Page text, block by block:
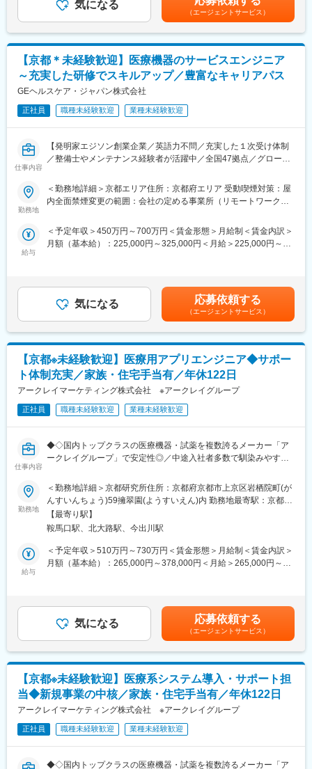
◎当社は今まで世の中にない機械・装置と自社商品・OEM商品を
作っています。また積極的に産学連携事業・医工連携推進事業に
も参画し、研究推進に貢献しています。そのベースには全社員の
前向きな努力とメカトロ技術・センサー技術、コンピュータ技術
があるからこそ、これらを駆使して数あるテーマを製品化してき
ました。
◎顧客の要望に対して、システム設計、メカ設計、電気設計、ソ
フト設計と具体的なモノ造りをする生産技術の総合力に加え、豊
富な実績、アイデア、納入後も徹底したアフターサービスを含め
に前進していきます。
す。
析、通信解析など）
（2）ペネトレーションテスト（侵入テスト）
外部・内部ネットワークに対するペンテスト
攻撃シナリオ作成、証跡取得、改善提案
（3）診断結果の報告・改善提案
報告書作成および改善提案
セキュリティレビュー・設計段階でのアドバイザリ
最新の攻撃手法や脆弱性情報の調査
◎自社プロダクトのセキュリティを上流から改善できる
単なる脆弱性診断にとどまらず、設計・開発プロセスそのものへ
◎IoT × アプリ開発という成長領域で経験を積むことができる
IoTデバイスとアプリケーションが連携するプロダクトを対象とし
成長分野ならではの幅広い最新技術に触れながら、実践的なセキ
ュリティ経験を積むことができます。
◎高度セキュリティ資格保有者が活躍できる環境
高度セキュリティ資格保有者が活躍しており、専門知識を正当に
評価され、レベルの高い議論・改善を推進できる技術志向の環境
が整っています。
■組織構成：
主にプロダクト開発を行うメンバー正社員14名のチームとなりま
部門も同拠点勤務となるため、部門を超えたコミュニケーション
も取りやすい環境となります。
変更の範囲：会社の定める業務
料家賃1ヶ月分も会社負担となります。尚、社宅適用となった場合
は、適用が異なります。賃金はあくまでも目安の金額であり、選
考を通じて上下する可能性があります。月給(月額)は固定手当を含
めた表記です。
気になる
（エージェントサービス）
【京都＊未経験歓迎】医療機器のサービスエンジニア
～充実した研修でスキルアップ／豊富なキャリアパス
GEヘルスケア・ジャパン株式会社
正社員 職種未経験歓迎 業種未経験歓迎
仕事内容
【発明家エジソン創業企業／英語力不問／充実した１次受け体制
／整備士やメンテナンス経験者が活躍中／全国47拠点／グローバ
■業務内容：
医療画像診断装置（CT,MRI）、超音波診断装置や麻酔器
・医療装置の保守 修理、点検等メンテナンス
・機器導入後の技術支援や購入前後のサポート
い。
■就業環境：年間を通しての残業時間は平均して30～40時間とな
っており、夜間の対応につきましては月1, 2回のペースです。一次
対応はコールセンターが行い、現場での対応が必要な場合のみ、
夜間出勤をします。夜間・休日の出勤はスキルを備えられたこと
が確認できたのちに入ることになりますので、新人の内から対応
を求められることはありません。
■サポート体制：不明な点は本部アプリケーションエンジニアおよ
びテクニカルサポートエンジニアがいるため、最初は専門的な知
識はそこまで持っていなくても大丈夫です。スキルを備えたあと
呼び出し手当、待機手当、時間外出勤手当などはしっかり完備さ
れております。
て育成を行います。過去にも未経験の方も多く入社していますの
でご安心ください。
■長期的な就業可能：現在は勤続年数20年と在籍している方も多
数おり年齢層も20歳～50歳とバランスよく活躍しています。自己
都合の退職も3~5％と大手日系メーカーと同様に非常に長く働け
る環境です。
■キャリアパス：機械だけでなく電気やIT・科学の知識も身に着け
ど積極的なキャリア構築が可能です。
変更の範囲：会社の定める業務
勤務地
＜勤務地詳細＞京都エリア住所：京都府エリア 受動喫煙対策：屋
内全面禁煙変更の範囲：会社の定める事業所（リモートワーク含
給与
＜予定年収＞450万円～700万円＜賃金形態＞月給制＜賃金内訳＞
月額（基本給）：225,000円～325,000円＜月給＞225,000円～
までも目安の金額であり、選考を通じて上下する可能性がありま
す。月給(月額)は固定手当を含めた表記です。賃金はあくまでも目
安の金額であり、選考を通じて上下する可能性があります。月給
(月額)は固定手当を含めた表記です。
気になる 応募依頼する
（エージェントサービス）
【京都※未経験歓迎】医療用アプリエンジニア◆サポー
ト体制充実／家族・住宅手当有／年休122日
アークレイマーケティング株式会社 ※アークレイグループ
正社員 職種未経験歓迎 業種未経験歓迎
仕事内容
◆◇国内トップクラスの医療機器・試薬を複数誇るメーカー「ア
ークレイグループ」で安定性◎／中途入社者多数で馴染みやすい
有り◆◇
■出向先(ユニバーサルヘルスウェア有限会社)：
アークレイマーケティング株式会社のグループ会社として、ソフ
トウェア開発およびWebサービスの構築を行っています。
■職務内容：
も携わることが可能。機能改善のスピード感や裁量の大きさを感
じながら、プロダクトと自身の成長を同時に実感できるポジショ
入社後は、基礎から実務までを段階的に学べる体系的な研修制度
を用意しています。基礎知識の習得から実務への移行まで、無理
のないステップで成長できる環境が整っており、未経験分野があ
る方も安心して業務に取り組めます。
・臨床検査系情報のオンデマンド学習（約2か月）
・担当システムに関する社内研修（約2か月）
・OJT（約半年）
勤務地
＜勤務地詳細＞京都研究所住所：京都府京都市上京区岩栖院町(が
んすいんちょう)59擁翠園(ようすいえん)内 勤務地最寄駅：京都市
営地下鉄 烏丸線線／鞍馬口駅受動喫煙対策：屋内全面禁煙変更の
範囲：会社の定める事業所
【最寄り駅】
鞍馬口駅、北大路駅、今出川駅
給与
＜予定年収＞510万円～730万円＜賃金形態＞月給制＜賃金内訳＞
月額（基本給）：265,000円～378,000円＜月給＞265,000円～
いたします。礼金が15万（単身）、25万（家族帯同）、仲介手数
料家賃1ヶ月分も会社負担となります。尚、社宅適用となった場合
は、適用が異なります。賃金はあくまでも目安の金額であり、選
考を通じて上下する可能性があります。月給(月額)は固定手当を含
めた表記です。
気になる 応募依頼する
（エージェントサービス）
【京都※未経験歓迎】医療系システム導入・サポート担
当◆新規事業の中核／家族・住宅手当有／年休122日
アークレイマーケティング株式会社 ※アークレイグループ
正社員 職種未経験歓迎 業種未経験歓迎
◆◇国内トップクラスの医療機器・試薬を複数誇るメーカー「ア